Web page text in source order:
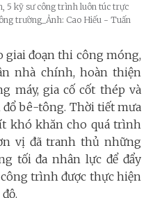
5 kỹ sư công trình luôn túc trực
trường_Ảnh: Cao Hiếu - Tuấn
giai đoạn thi công móng,
nhà chính, hoàn thiện
máy, gia cố cốt thép và
bê-tông. Thời tiết mưa
khó khăn cho quá trình
vị đã tranh thủ những
tối đa nhân lực để đẩy
trình được thực hiện